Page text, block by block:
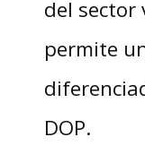
del sector
permite
DOP.